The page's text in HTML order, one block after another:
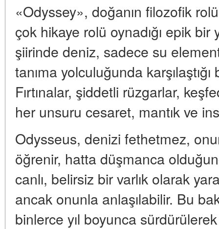
«Odyssey», doğanın filozofik
çok hikaye rolü oynadığı epik
şiirinde deniz, sadece su
tanıma yolculuğunda
Fırtınalar, şiddetli rüzgarlar,
her unsuru cesaret, mantık ve
Odysseus, denizi fethetmez,
öğrenir, hatta düşmanca
canlı, belirsiz bir varlık olarak
ancak onunla anlaşılabilir. Bu
binlerce yıl boyunca